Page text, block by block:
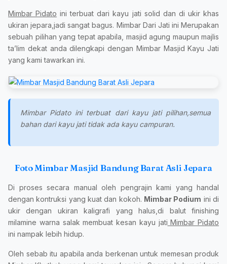
Mimbar Pidato ini terbuat dari kayu jati solid dan di ukir khas
ukiran jepara,jadi sangat bagus. Mimbar Dari Jati ini Merupakan
sebuah pilihan yang tepat apabila, masjid agung maupun majlis
ta’lim dekat anda dilengkapi dengan Mimbar Masjid Kayu Jati
yang kami tawarkan ini.
Mimbar Pidato ini terbuat dari kayu jati pilihan,semua
bahan dari kayu jati tidak ada kayu campuran.
Foto Mimbar Masjid Bandung Barat Asli Jepara
Di proses secara manual oleh pengrajin kami yang handal
dengan kontruksi yang kuat dan kokoh. Mimbar Podium ini di
ukir dengan ukiran kaligrafi yang halus,di balut finishing
milamine warna salak membuat kesan kayu jati Mimbar Pidato
ini nampak lebih hidup.
Oleh sebab itu apabila anda berkenan untuk memesan produk